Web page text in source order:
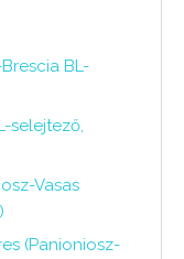
BL-
selejtező,
Vasas
(Panioniosz-